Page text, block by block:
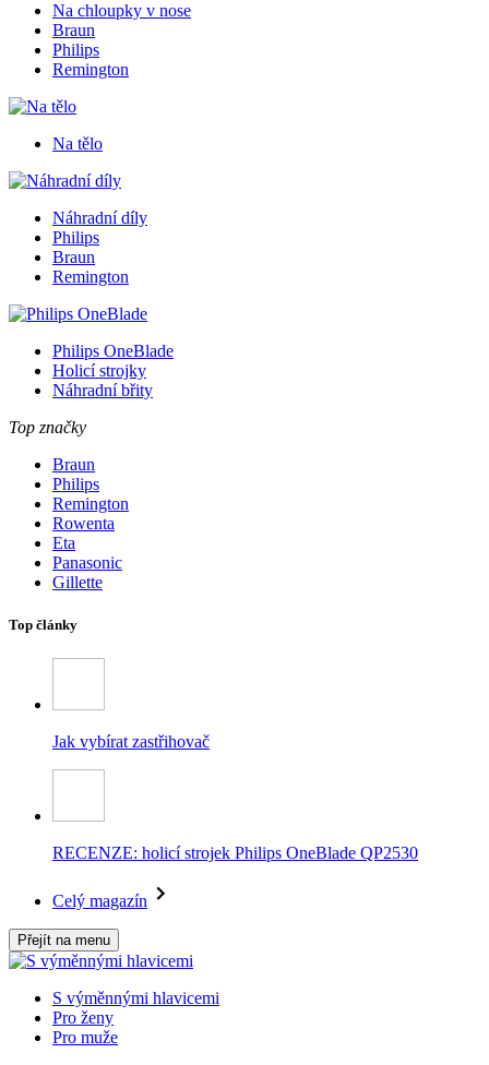
Na chloupky v nose
Braun
Philips
Remington
Na tělo
Náhradní díly
Philips
Braun
Remington
Philips OneBlade
Holicí strojky
Náhradní břity
Top značky
Braun
Philips
Remington
Rowenta
Eta
Panasonic
Gillette
Top články
Jak vybírat zastřihovač
RECENZE: holicí strojek Philips OneBlade QP2530
Celý magazín
Přejít na menu
S výměnnými hlavicemi
Pro ženy
Pro muže